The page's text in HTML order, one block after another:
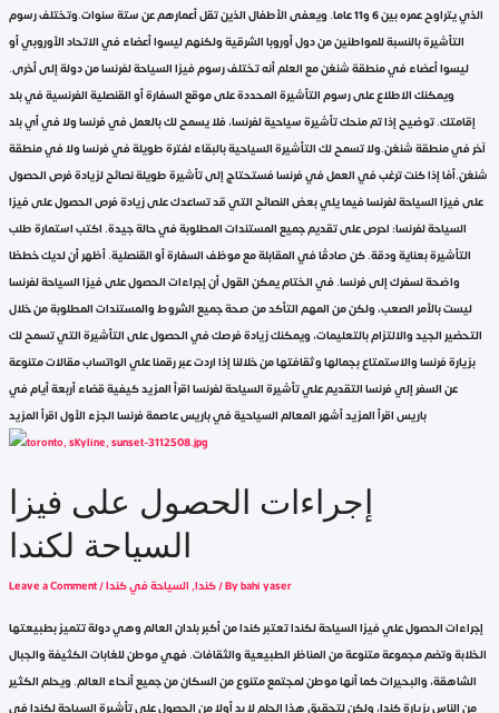
الذي يتراوح عمره بين 6 و11 عاما. ويعفى الأطفال الذين تقل أعمارهم عن ستة سنوات.وتختلف رسوم
التأشيرة بالنسبة للمواطنين من دول أوروبا الشرقية ولكنهم ليسوا أعضاء في الاتحاد الأوروبي أو
ليسوا أعضاء في منطقة شنغن مع العلم أنه تختلف رسوم فيزا السياحة لفرنسا من دولة إلى أخرى.
ويمكنك الاطلاع على رسوم التأشيرة المحددة على موقع السفارة أو القنصلية الفرنسية في بلد
إقامتك. توضيح إذا تم منحك تأشيرة سياحية لفرنسا، فلا يسمح لك بالعمل في فرنسا ولا في أي بلد
آخر في منطقة شنغن.ولا تسمح لك التأشيرة السياحية بالبقاء لفترة طويلة في فرنسا ولا في منطقة
شنغن.أمًا إذا كنت ترغب في العمل في فرنسا فستحتاج إلى تأشيرة طويلة نصائح لزيادة فرص الحصول
على فيزا السياحة لفرنسا فيما يلي بعض النصائح التي قد تساعدك على زيادة فرص الحصول على فيزا
السياحة لفرنسا: احرص على تقديم جميع المستندات المطلوبة في حالة جيدة. اكتب استمارة طلب
التأشيرة بعناية ودقة. كن صادقًا في المقابلة مع موظف السفارة أو القنصلية. أظهر أن لديك خططًا
واضحة لسفرك إلى فرنسا. في الختام يمكن القول أن إجراءات الحصول على فيزا السياحة لفرنسا
ليست بالأمر الصعب، ولكن من المهم التأكد من صحة جميع الشروط والمستندات المطلوبة من خلال
التحضير الجيد والالتزام بالتعليمات، ويمكنك زيادة فرصك في الحصول على التأشيرة التي تسمح لك
بزيارة فرنسا والاستمتاع بجمالها وثقافتها من خلالنا إذا اردت عبر رقمنا علي الواتساب مقالات متنوعة
عن السفر إلي فرنسا التقديم علي تأشيرة السياحة لفرنسا اقرأ المزيد كيفية قضاء أربعة أيام في
باريس اقرأ المزيد أشهر المعالم السياحية في باريس عاصمة فرنسا الجزء الأول اقرأ المزيد
إجراءات الحصول على فيزا
السياحة لكندا
Leave a Comment/ كندا,السياحة في كندا / Bybahi yaser
إجراءات الحصول علي فيزا السياحة لكندا تعتبر كندا من أكبر بلدان العالم وهي دولة تتميز بطبيعتها
الخلابة وتضم مجموعة متنوعة من المناظر الطبيعية والثقافات. فهي موطن للغابات الكثيفة والجبال
الشاهقة، والبحيرات كما أنها موطن لمجتمع متنوع من السكان من جميع أنحاء العالم. ويحلم الكثير
من الناس بزيارة كندا، ولكن لتحقيق هذا الحلم لا بد أولا من الحصول على تأشيرة السياحة لكندا في